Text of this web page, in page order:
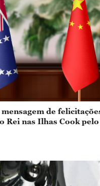
de
Rei nas Ilhas Cook